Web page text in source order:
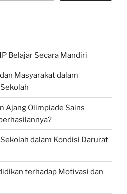
Belajar Secara Mandiri
Masyarakat dalam
Ajang Olimpiade Sains
dalam Kondisi Darurat
terhadap Motivasi dan